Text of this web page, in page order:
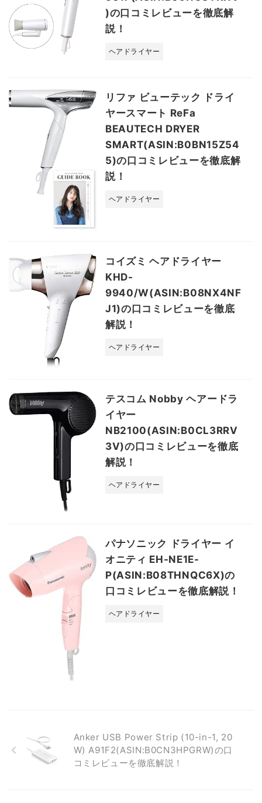
)の口コミレビューを徹底解
説！
ヘアドライヤー
リファ ビューテック ドライ
ヤースマート ReFa
BEAUTECH DRYER
SMART(ASIN:B0BN15Z54
5)の口コミレビューを徹底解
説！
ヘアドライヤー
コイズミ ヘアドライヤー
KHD-
9940/W(ASIN:B08NX4NF
J1)の口コミレビューを徹底
解説！
ヘアドライヤー
テスコム Nobby ヘアードラ
イヤー
NB2100(ASIN:B0CL3RRV
3V)の口コミレビューを徹底
解説！
ヘアドライヤー
パナソニック ドライヤー イ
オニティ EH-NE1E-
P(ASIN:B08THNQC6X)の
口コミレビューを徹底解説！
ヘアドライヤー
Anker USB Power Strip (10-in-1, 20
W) A91F2(ASIN:B0CN3HPGRW)の口
コミレビューを徹底解説！